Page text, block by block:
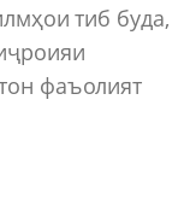
тиб буда,
фаъолият